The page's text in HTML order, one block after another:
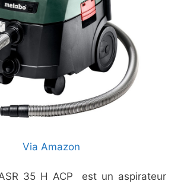
Via Amazon
35 H ACP est un aspirateur